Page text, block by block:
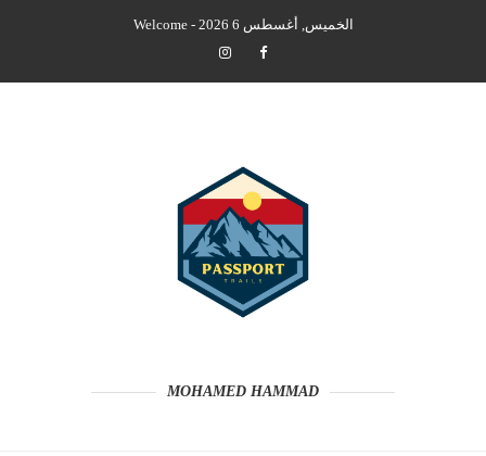
الخميس, أغسطس 6 2026 - Welcome
MOHAMED HAMMAD